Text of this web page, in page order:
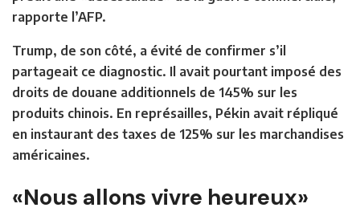
rapporte l’AFP.
Trump, de son côté, a évité de confirmer s’il
partageait ce diagnostic. Il avait pourtant imposé des
droits de douane additionnels de 145% sur les
produits chinois. En représailles, Pékin avait répliqué
en instaurant des taxes de 125% sur les marchandises
américaines.
«Nous allons vivre heureux»